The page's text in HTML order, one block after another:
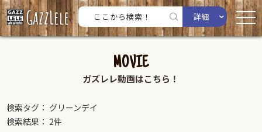
詳細
MOVIE
ガズレレ動画はこちら！
検索タグ： グリーンデイ
検索結果： 2件